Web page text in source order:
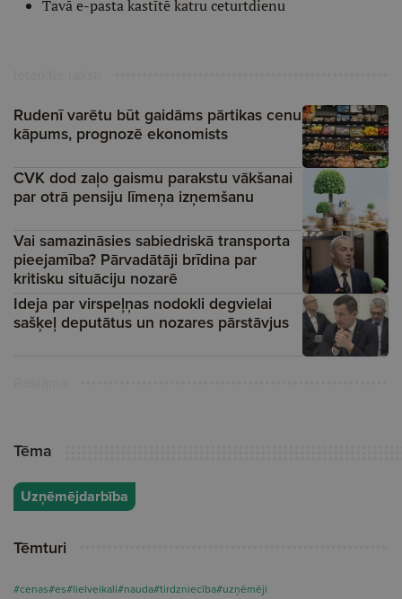
Tavā e-pasta kastītē katru ceturtdienu
Rudenī varētu būt gaidāms pārtikas cenu
kāpums, prognozē ekonomists
CVK dod zaļo gaismu parakstu vākšanai
par otrā pensiju līmeņa izņemšanu
Vai samazināsies sabiedriskā transporta
pieejamība? Pārvadātāji brīdina par
kritisku situāciju nozarē
Ideja par virspeļņas nodokli degvielai
sašķeļ deputātus un nozares pārstāvjus
Tēma
Uzņēmējdarbība
Tēmturi
#cenas#es#lielveikali#nauda#tirdzniecība#uzņēmēji